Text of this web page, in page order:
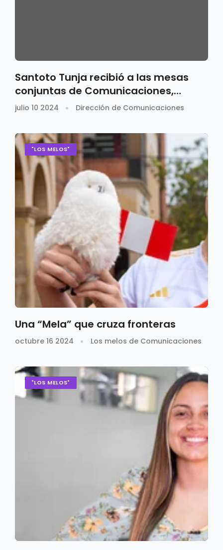
Santoto Tunja recibió a las mesas
conjuntas de Comunicaciones,
Admisiones y Mercadeo (marketing)
julio 10 2024 Dirección de Comunicaciones
"LOS MELOS"
Una “Mela” que cruza fronteras
octubre 16 2024 Los melos de Comunicaciones
"LOS MELOS"